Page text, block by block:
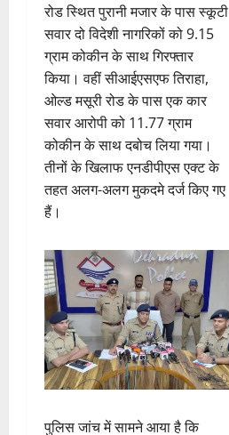
रोड स्थित पुरानी मजार के पास स्कूटी
सवार दो विदेशी नागरिकों को 9.15
ग्राम कोकीन के साथ गिरफ्तार
किया। वहीं सीआईएसएफ तिराहा,
ओल्ड मसूरी रोड के पास एक कार
सवार आरोपी को 11.77 ग्राम
कोकीन के साथ दबोच लिया गया।
तीनों के खिलाफ एनडीपीएस एक्ट के
तहत अलग-अलग मुकदमे दर्ज किए गए
हैं।
पुलिस जांच में सामने आया है कि